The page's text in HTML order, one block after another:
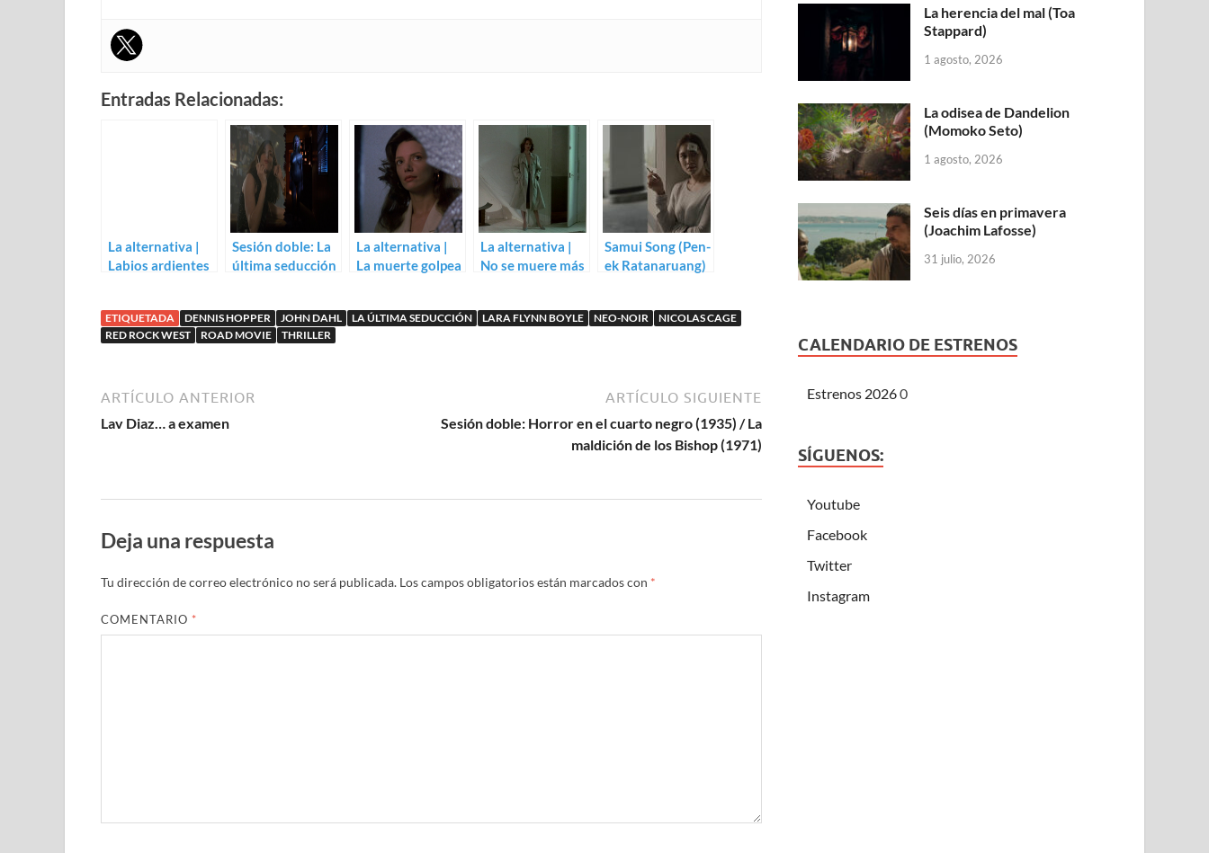
Entradas Relacionadas:
La alternativa |
Labios ardientes
Sesión doble: La
última seducción
La alternativa |
La muerte golpea
La alternativa |
No se muere más
Samui Song (Pen-
ek Ratanaruang)
ETIQUETADA DENNIS HOPPER JOHN DAHL LA ÚLTIMA SEDUCCIÓN LARA FLYNN BOYLE NEO-NOIR
NICOLAS CAGE
RED ROCK WEST
ROAD MOVIE THRILLER
ARTÍCULO ANTERIOR
Lav Diaz… a examen
ARTÍCULO SIGUIENTE
Sesión doble: Horror en el cuarto negro (1935) / La
maldición de los Bishop (1971)
Deja una respuesta
Tu dirección de correo electrónico no será publicada. Los campos obligatorios están marcados con *
COMENTARIO *
La herencia del mal (Toa
Stappard)
1 agosto, 2026
La odisea de Dandelion
(Momoko Seto)
1 agosto, 2026
Seis días en primavera
(Joachim Lafosse)
31 julio, 2026
CALENDARIO DE ESTRENOS
Estrenos 20260
SÍGUENOS:
Youtube
Facebook
Twitter
Instagram